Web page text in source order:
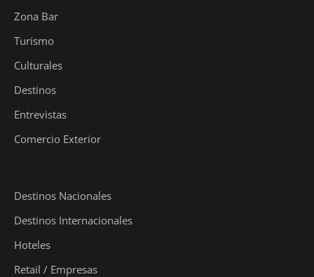
Zona Bar
Turismo
Culturales
Destinos
Entrevistas
Comercio Exterior
Destinos Nacionales
Destinos Internacionales
Hoteles
Retail / Empresas